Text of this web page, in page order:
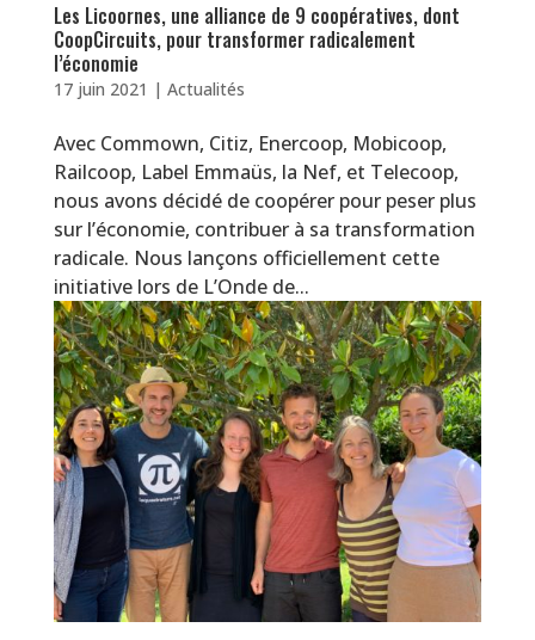
Les Licoornes, une alliance de 9 coopératives, dont
CoopCircuits, pour transformer radicalement
l’économie
17 juin 2021 | Actualités
Avec Commown, Citiz, Enercoop, Mobicoop,
Railcoop, Label Emmaüs, la Nef, et Telecoop,
nous avons décidé de coopérer pour peser plus
sur l’économie, contribuer à sa transformation
radicale. Nous lançons officiellement cette
initiative lors de L’Onde de...